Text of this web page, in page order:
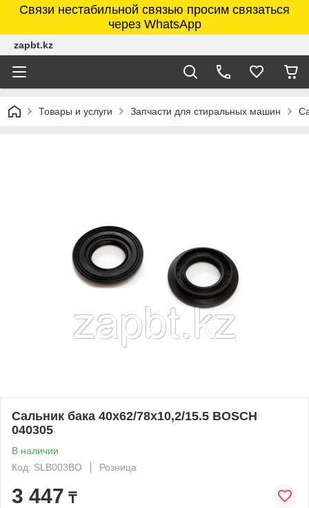
Связи нестабильной связью просим связаться
через WhatsApp
zapbt.kz
Товары и услуги Запчасти для стиральных машин
Сальник бака 40x62/78x10,2/15.5 BOSCH
040305
В наличии
Код: SLB003BO
Розница
3 447 ₸